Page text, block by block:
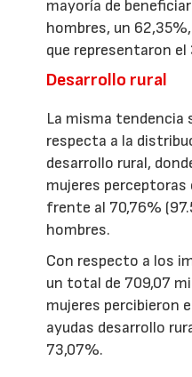
mayoría de
hombres, un
que representaron el
Desarrollo rural
La misma tendencia
respecta a la
desarrollo rural,
mujeres perceptoras
frente al 70,76%
hombres.
Con respecto a los
un total de 709,07
mujeres percibieron
ayudas desarrollo
73,07%.